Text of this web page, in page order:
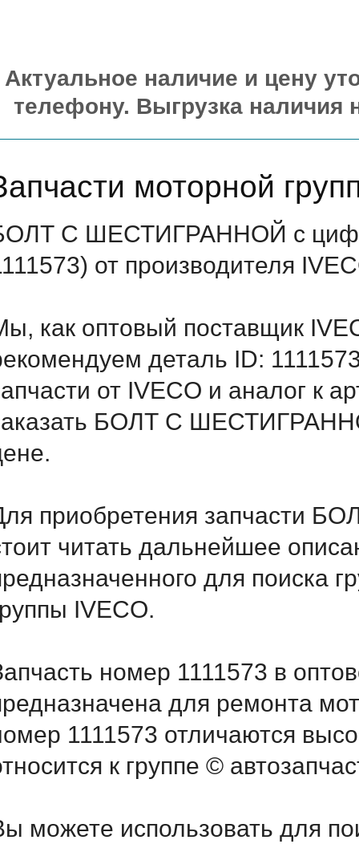
Актуальное наличие и цену
телефону. Выгрузка наличия
моторной
С ШЕСТИГРАННОЙ с
от производителя
как оптовый поставщик
деталь ID:
от IVECO и аналог к
БОЛТ С
приобретения запчасти
читать дальнейшее
для поиска
IVECO.
номер 1111573 в
для ремонта
1111573 отличаются
к группе ©
можете использовать для